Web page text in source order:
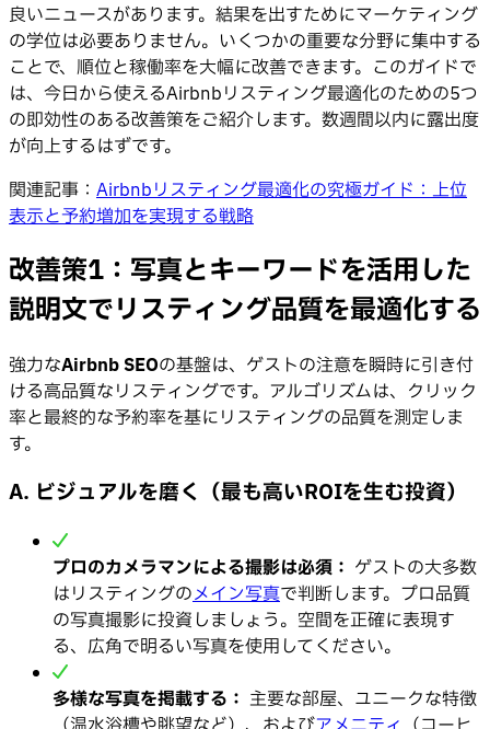
良いニュースがあります。結果を出すためにマーケティング
の学位は必要ありません。いくつかの重要な分野に集中する
ことで、順位と稼働率を大幅に改善できます。このガイドで
は、今日から使えるAirbnbリスティング最適化のための5つ
の即効性のある改善策をご紹介します。数週間以内に露出度
が向上するはずです。
関連記事： Airbnbリスティング最適化の究極ガイド：上位
表示と予約増加を実現する戦略
改善策1：写真とキーワードを活用した
説明文でリスティング品質を最適化する
強力なAirbnb SEOの基盤は、ゲストの注意を瞬時に引き付
ける高品質なリスティングです。アルゴリズムは、クリック
率と最終的な予約率を基にリスティングの品質を測定しま
す。
A. ビジュアルを磨く（最も高いROIを生む投資）
プロのカメラマンによる撮影は必須： ゲストの大多数
はリスティングのメイン写真で判断します。プロ品質
の写真撮影に投資しましょう。空間を正確に表現す
る、広角で明るい写真を使用してください。
多様な写真を掲載する： 主要な部屋、ユニークな特徴